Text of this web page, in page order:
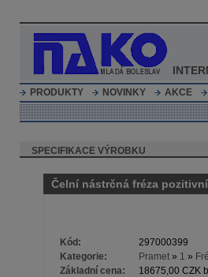
PRODUKTY NOVINKY AKCE
SPECIFIKACE VÝROBKU
Čelní nástrčná fréza
Kód:
297000399
Kategorie:
Pramet » 1 »
Základní cena:
18675,00 CZK